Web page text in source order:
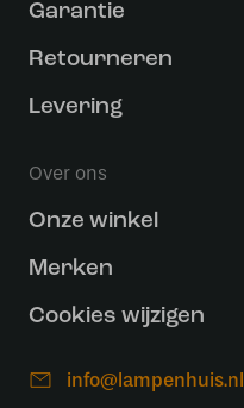
Garantie
Retourneren
Levering
Over ons
Onze winkel
Merken
Cookies wijzigen
info@lampenhuis.nl